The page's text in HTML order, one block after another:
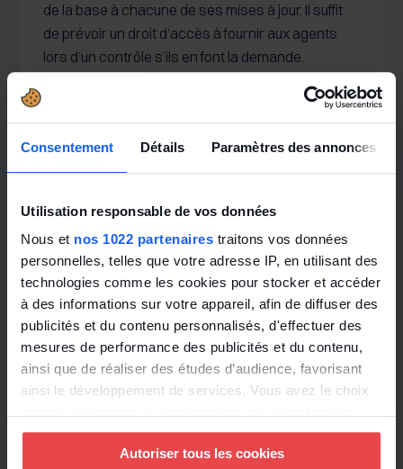
Consentement Détails Paramètres des annonces
Utilisation responsable de vos données
Nous et nos 1022 partenaires traitons vos données
personnelles, telles que votre adresse IP, en utilisant des
technologies comme les cookies pour stocker et accéder
à des informations sur votre appareil, afin de diffuser des
publicités et du contenu personnalisés, d'effectuer des
mesures de performance des publicités et du contenu,
ainsi que de réaliser des études d’audience, favorisant
ainsi le développement de services. Vous avez le choix
Vous pouvez modifier ou retirer votre consentement à
tout moment en consultant la Déclaration relative aux
Autoriser tous les cookies
de la base à chacune de ses mises à jour. Il suffit
de prévoir un droit d’accès à fournir aux agents
lors d’un contrôle s’ils en font la demande.